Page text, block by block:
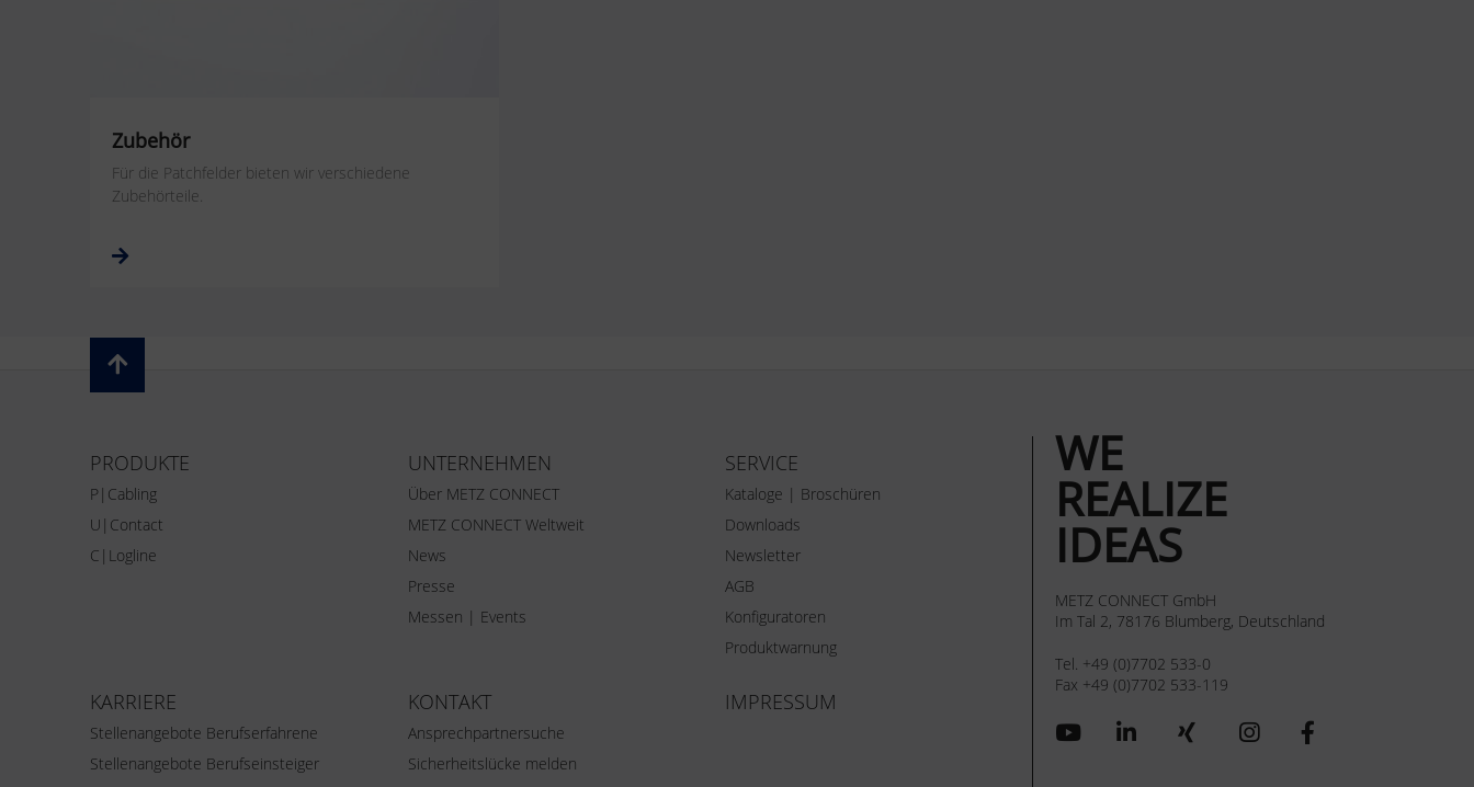
Zubehör
Für die Patchfelder bieten wir verschiedene
Zubehörteile.
PRODUKTE
P|Cabling
U|Contact
C|Logline
UNTERNEHMEN
Über METZ CONNECT
METZ CONNECT Weltweit
News
Presse
Messen | Events
SERVICE
Kataloge | Broschüren
Downloads
Newsletter
AGB
Konfiguratoren
Produktwarnung
KARRIERE
Stellenangebote Berufserfahrene
Stellenangebote Berufseinsteiger
KONTAKT
Ansprechpartnersuche
Sicherheitslücke melden
IMPRESSUM
WE
REALIZE
IDEAS
METZ CONNECT GmbH
Im Tal 2, 78176 Blumberg, Deutschland
Tel. +49 (0)7702 533-0
Fax +49 (0)7702 533-119